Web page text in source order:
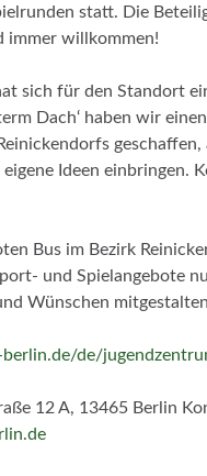
statt. Die
immer willkommen!
sich für den Standort
Dach‘ haben wir
geschaffen,
Ideen einbringen.
Bus im Bezirk
und Spielangebote
Wünschen
de/
12 A, 13465 Berlin